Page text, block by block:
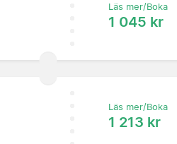
Läs mer/Boka
1 045 kr
Läs mer/Boka
1 213 kr